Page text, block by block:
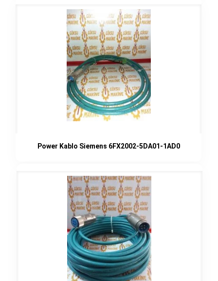
Power Kablo Siemens 6FX2002-5DA01-1AD0